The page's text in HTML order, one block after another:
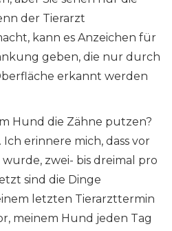
der Tierarzt
kann es Anzeichen für
geben, die nur durch
erkannt werden
Hund die Zähne putzen?
Ich erinnere mich, dass vor
zwei- bis dreimal pro
sind die Dinge
letzten Tierarzttermin
meinem Hund jeden Tag